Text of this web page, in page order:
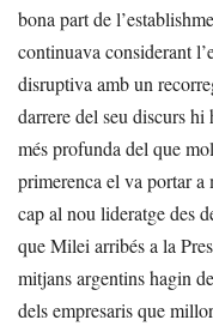
bona part de
continuava considerant
disruptiva amb un
darrere del seu discurs
més profunda del que
primerenca el va portar a
cap al nou lideratge des
que Milei arribés a la
mitjans argentins hagin
dels empresaris que